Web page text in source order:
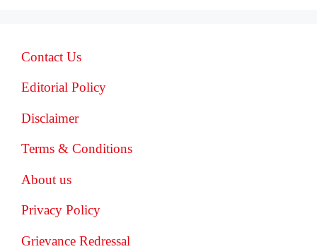
Contact Us
Editorial Policy
Disclaimer
Terms & Conditions
About us
Privacy Policy
Grievance Redressal